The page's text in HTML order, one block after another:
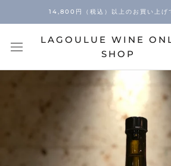
14,800円（税込）以上のお買い上げ
LAGOULUE WINE
SHOP